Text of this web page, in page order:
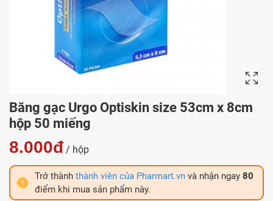
Băng gạc Urgo Optiskin size 53cm x 8cm
hộp 50 miếng
8.000đ / hộp
Trở thành thành viên của Pharmart.vn và nhận ngay 80
điểm khi mua sản phẩm này.